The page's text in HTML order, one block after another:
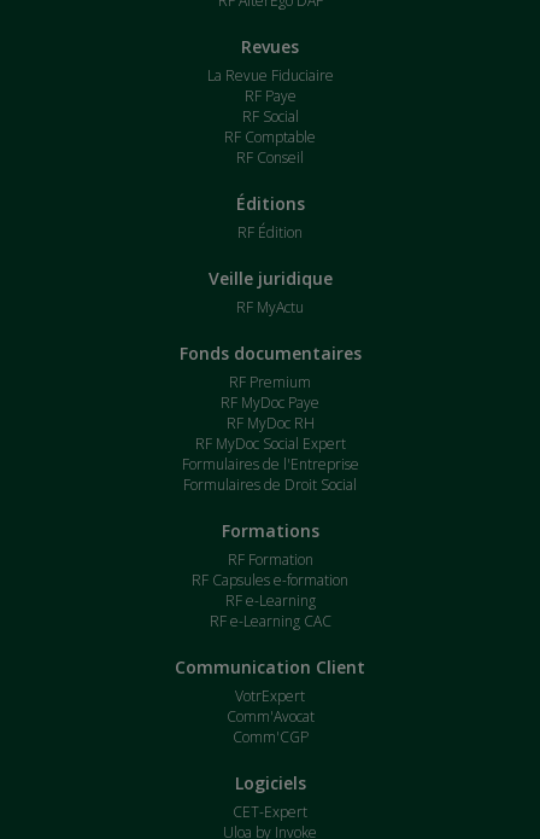
Revues
La Revue Fiduciaire
RF Paye
RF Social
RF Comptable
RF Conseil
Éditions
RF Édition
Veille juridique
RF MyActu
Fonds documentaires
RF Premium
RF MyDoc Paye
RF MyDoc RH
RF MyDoc Social Expert
Formulaires de l'Entreprise
Formulaires de Droit Social
Formations
RF Formation
RF Capsules e-formation
RF e-Learning
RF e-Learning CAC
Communication Client
VotrExpert
Comm'Avocat
Comm'CGP
Logiciels
CET-Expert
Uloa by Invoke